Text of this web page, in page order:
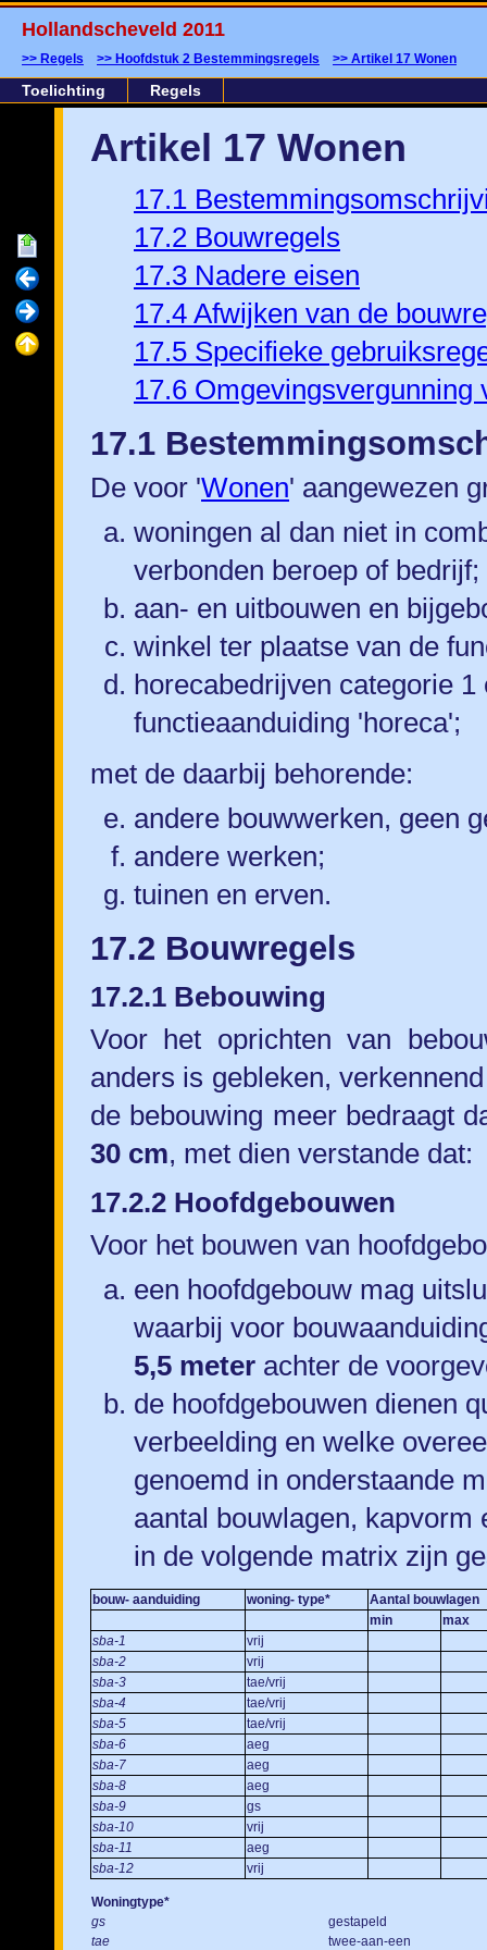
Hollandscheveld 2011
Regels Hoofdstuk 2 Bestemmingsregels Artikel 17 Wonen
Toelichting Regels
Artikel 17 Wonen
17.1
17.2 Bouwregels
17.3 Nadere eisen
17.4 Afwijken van de
17.5 Specifieke
17.6
17.1
De voor 'Wonen' aangewezen
woningen al dan niet in
verbonden beroep of bedrijf;
aan- en uitbouwen en
winkel ter plaatse van de
horecabedrijven categorie
functieaanduiding 'horeca';
met de daarbij behorende:
andere bouwwerken, geen
andere werken;
tuinen en erven.
17.2 Bouwregels
17.2.1 Bebouwing
Voor het oprichten van
anders is gebleken,
de bebouwing meer bedraagt
30 cm, met dien verstande dat:
17.2.2 Hoofdgebouwen
Voor het bouwen van
een hoofdgebouw mag
waarbij voor
5,5 meter achter de
de hoofdgebouwen dienen
verbeelding en welke
genoemd in onderstaande
aantal bouwlagen, kapvorm
in de volgende matrix zijn
bouw- aanduiding woning- type*
Aantal bouwlagen
min
max
sba-1
vrij
sba-2
vrij
sba-3
tae/vrij
sba-4
tae/vrij
sba-5
tae/vrij
sba-6
aeg
sba-7
aeg
sba-8
aeg
sba-9
gs
sba-10
vrij
sba-11
aeg
sba-12
vrij
Woningtype*
gs
gestapeld
tae
twee-aan-een